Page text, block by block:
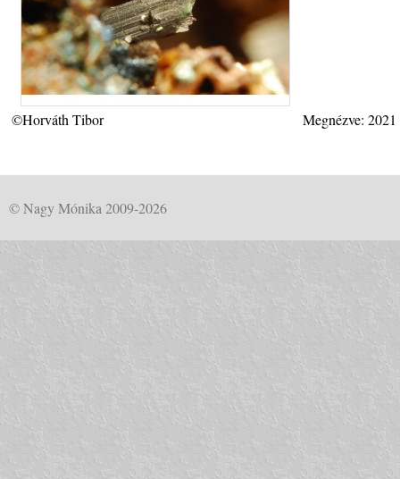
©Horváth Tibor Megnézve:
© Nagy Mónika 2009-2026